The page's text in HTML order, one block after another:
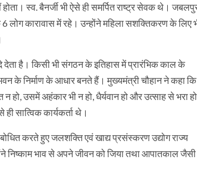
स्व. बैनर्जी भी ऐसे ही समर्पित राष्ट्र सेवक थे।
लोग कारावास में रहे। उन्होंने महिला सशक्तिकरण के लिए
देता है। किसी भी संगठन के इतिहास में प्रारंभिक काल के
के निर्माण के आधार बनते हैं। मुख्यमंत्री चौहान ने कहा कि
हो, उसमें अहंकार भी न हो, धैर्यवान हो और उत्साह से भरा
सात्विक कार्यकर्ता थे।
करते हुए जलशक्ति एवं खाद्य प्रसंस्‍करण उद्योग राज्‍य
निष्‍काम भाव से अपने जीवन को जिया तथा आपातकाल जैसी